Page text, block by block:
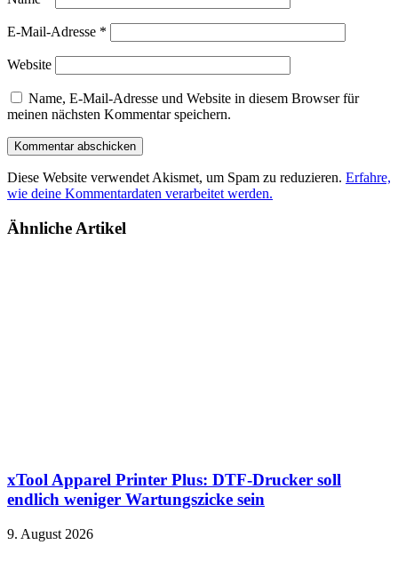
E-Mail-Adresse *
Website
Name, E-Mail-Adresse und Website in diesem Browser für
meinen nächsten Kommentar speichern.
Diese Website verwendet Akismet, um Spam zu reduzieren. Erfahre,
wie deine Kommentardaten verarbeitet werden.
Ähnliche Artikel
xTool Apparel Printer Plus: DTF-Drucker soll
endlich weniger Wartungszicke sein
9. August 2026